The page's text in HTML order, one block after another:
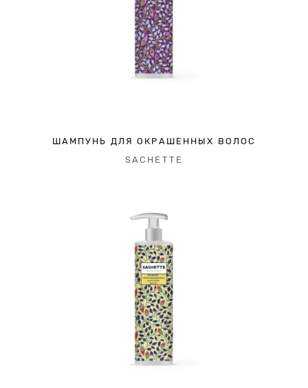
ШАМПУНЬ ДЛЯ ОКРАШЕННЫХ ВОЛОС
SACHETTE